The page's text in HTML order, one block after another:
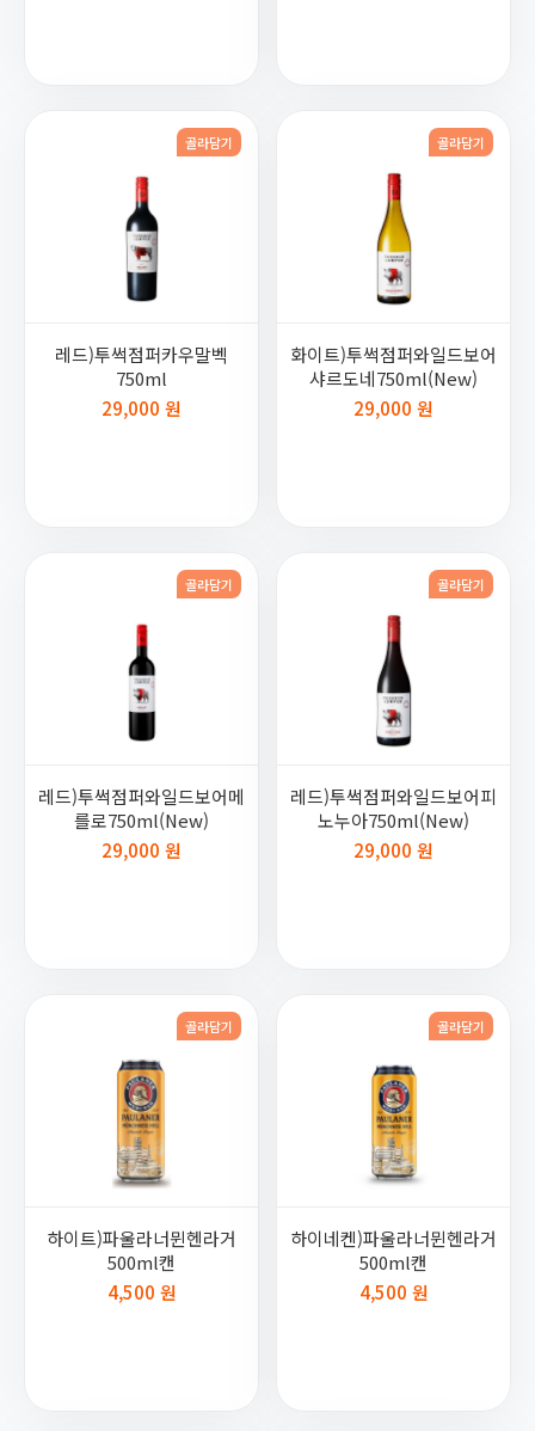
골라담기
레드)투썩점퍼카우말벡
750ml
29,000 원
골라담기
화이트)투썩점퍼와일드보어
샤르도네750ml(New)
29,000 원
골라담기
레드)투썩점퍼와일드보어메
를로750ml(New)
29,000 원
골라담기
레드)투썩점퍼와일드보어피
노누아750ml(New)
29,000 원
골라담기
하이트)파울라너뮌헨라거
500ml캔
4,500 원
골라담기
하이네켄)파울라너뮌헨라거
500ml캔
4,500 원